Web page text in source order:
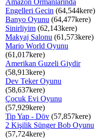
Amazon Ormanlarinda
Engelleri Gecin (64,544kere)
Banyo Oyunu (64,477kere)
Sinirliyim (62,143kere)
Makyaj Salonu (61,573kere)
Mario World Oyunu
(61,017kere)
Amerikan Guzeli Giydir
(58,913kere)
Dev Teker Oyunu
(58,637kere)
Çocuk Evi Oyunu
(57,929kere)
Tip Yap - Döv (57,857kere)
2 Kişilik Sünger Bob Oyunu
(57,724kere)